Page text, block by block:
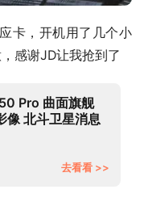
卡，开机用了几个小
感谢JD让我抢到了
Pro 曲面旗舰
像 北斗卫星消息
去看看 >>